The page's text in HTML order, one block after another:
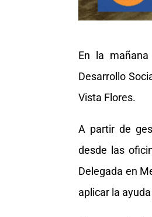
En la
Desarrollo
Vista Flores.
A partir de
desde las
Delegada en
aplicar la